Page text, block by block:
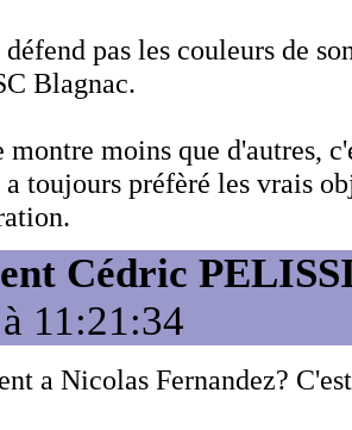
pas les couleurs de
Blagnac.
montre moins que d'autres,
toujours préfèré les vrais
Cédric
11:21:34
a Nicolas Fernandez?